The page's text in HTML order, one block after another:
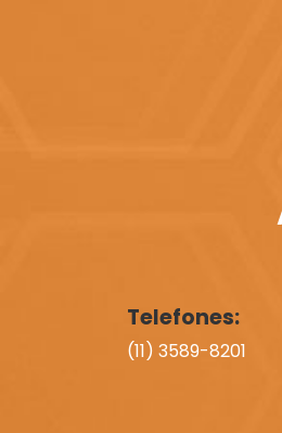
Telefones:
(11) 3589-8201